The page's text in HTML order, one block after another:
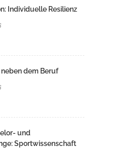
Individuelle Resilienz
dem Beruf
und
Sportwissenschaft